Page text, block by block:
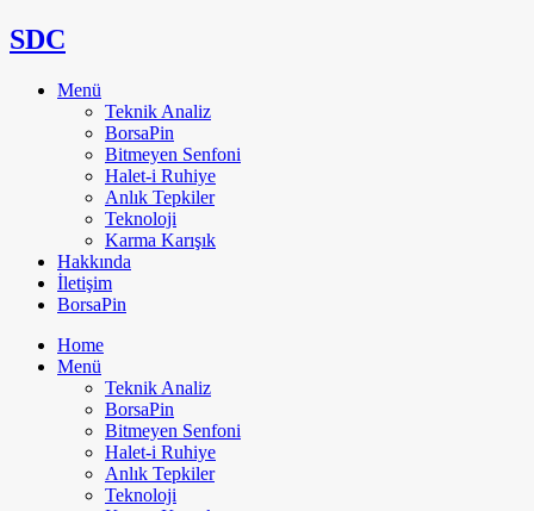
SDC
Menü
Teknik Analiz
BorsaPin
Bitmeyen Senfoni
Halet-i Ruhiye
Anlık Tepkiler
Teknoloji
Karma Karışık
Hakkında
İletişim
BorsaPin
Home
Menü
Teknik Analiz
BorsaPin
Bitmeyen Senfoni
Halet-i Ruhiye
Anlık Tepkiler
Teknoloji